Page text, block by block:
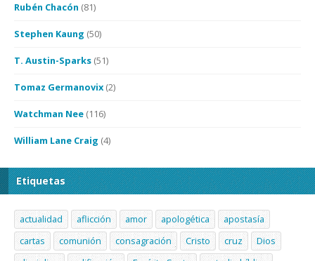
Rubén Chacón (81)
Stephen Kaung (50)
T. Austin-Sparks (51)
Tomaz Germanovix (2)
Watchman Nee (116)
William Lane Craig (4)
Etiquetas
actualidad aflicción amor apologética
apostasía
cartas
comunión consagración Cristo cruz
Dios